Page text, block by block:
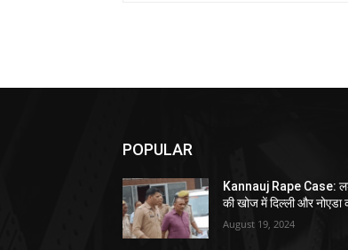
POPULAR
Kannauj Rape Case:
की खोज में दिल्ली और नोएडा
August 19, 2024